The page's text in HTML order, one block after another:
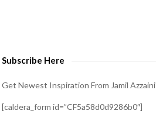
Subscribe Here
Get Newest Inspiration From Jamil Azzaini
[caldera_form id=”CF5a58d0d9286b0″]